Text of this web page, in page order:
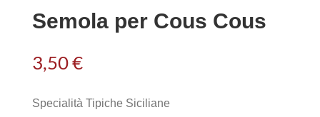
Semola per Cous Cous
3,50€
Specialità Tipiche Siciliane